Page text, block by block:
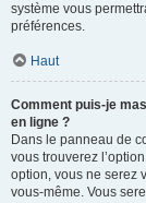
système vous
préférences.
Haut
Comment puis-je
en ligne ?
Dans le panneau de
vous trouverez
option, vous ne serez
vous-même. Vous